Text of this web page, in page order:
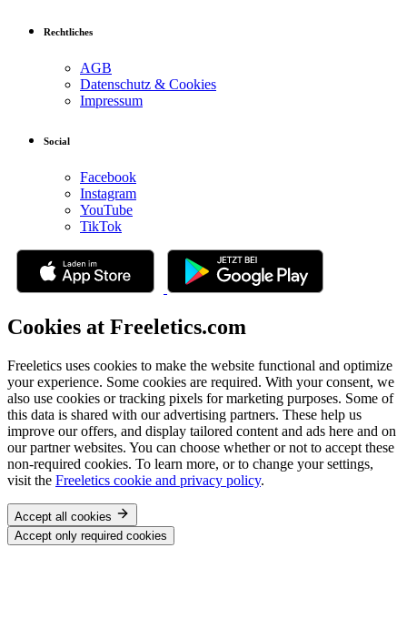
Rechtliches
AGB
Datenschutz & Cookies
Impressum
Social
Facebook
Instagram
YouTube
TikTok
Cookies at Freeletics.com
Freeletics uses cookies to make the website functional and optimize
your experience. Some cookies are required. With your consent, we
also use cookies or tracking pixels for marketing purposes. Some of
this data is shared with our advertising partners. These help us
improve our offers, and display tailored content and ads here and on
our partner websites. You can choose whether or not to accept these
non-required cookies. To learn more, or to change your settings,
visit the Freeletics cookie and privacy policy.
Accept all cookies
Accept only required cookies